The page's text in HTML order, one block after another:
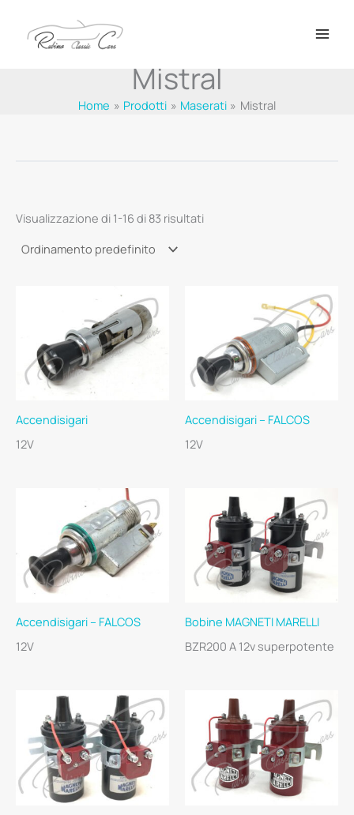
contenuto
Mistral
Home Prodotti Maserati Mistral
Visualizzazione di 1-16 di 83 risultati
Accendisigari
12V
Accendisigari – FALCOS
12V
Accendisigari – FALCOS
12V
Bobine MAGNETI MARELLI
BZR200 A 12v superpotente